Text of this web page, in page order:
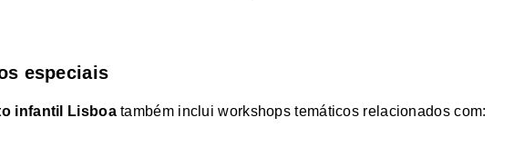
especiais
infantil Lisboatambém inclui workshops temáticos relacionados com: